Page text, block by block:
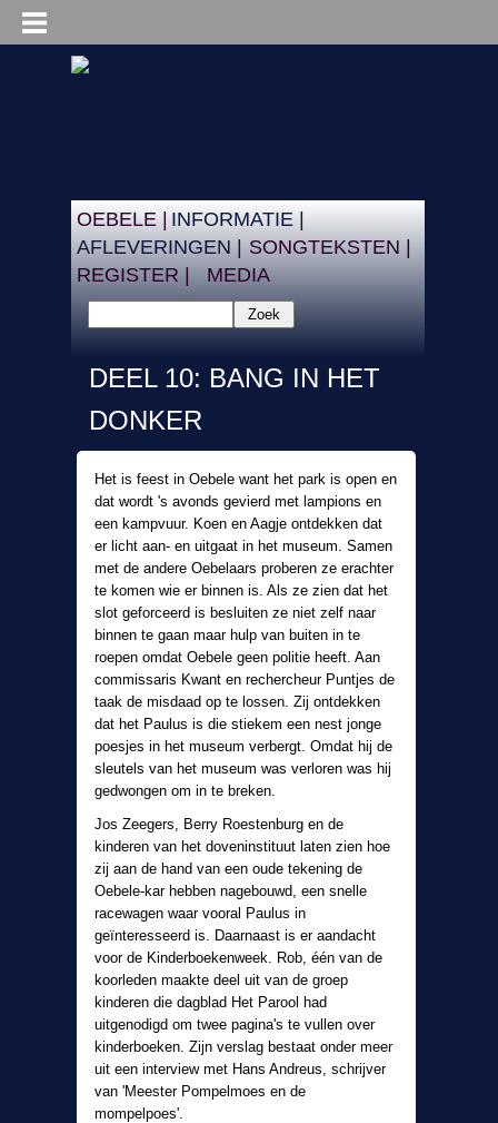
DEEL 10: BANG IN HET
DONKER
Het is feest in Oebele want het park is open en
dat wordt 's avonds gevierd met lampions en
een kampvuur. Koen en Aagje ontdekken dat
er licht aan- en uitgaat in het museum. Samen
met de andere Oebelaars proberen ze erachter
te komen wie er binnen is. Als ze zien dat het
slot geforceerd is besluiten ze niet zelf naar
binnen te gaan maar hulp van buiten in te
roepen omdat Oebele geen politie heeft. Aan
commissaris Kwant en rechercheur Puntjes de
taak de misdaad op te lossen. Zij ontdekken
dat het Paulus is die stiekem een nest jonge
poesjes in het museum verbergt. Omdat hij de
sleutels van het museum was verloren was hij
gedwongen om in te breken.
Jos Zeegers, Berry Roestenburg en de
kinderen van het doveninstituut laten zien hoe
zij aan de hand van een oude tekening de
Oebele-kar hebben nagebouwd, een snelle
racewagen waar vooral Paulus in
geïnteresseerd is. Daarnaast is er aandacht
voor de Kinderboekenweek. Rob, één van de
koorleden maakte deel uit van de groep
kinderen die dagblad Het Parool had
uitgenodigd om twee pagina's te vullen over
kinderboeken. Zijn verslag bestaat onder meer
uit een interview met Hans Andreus, schrijver
van 'Meester Pompelmoes en de
mompelpoes'.
Zoek
REGISTER |
SONGTEKSTEN |
MEDIA
INFORMATIE |
AFLEVERINGEN |
OEBELE |